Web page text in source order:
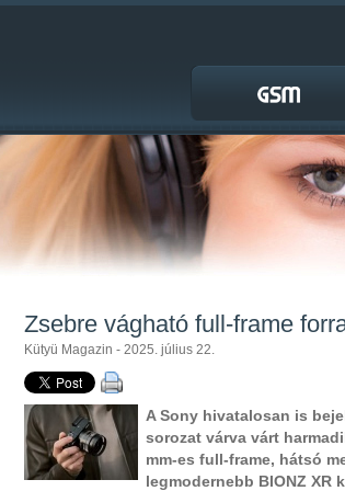
Zsebre vágható full-frame
Kütyü Magazin - 2025. július 22.
A Sony hivatalosan is
sorozat várva várt
mm-es full-frame, hátsó
legmodernebb BIONZ XR